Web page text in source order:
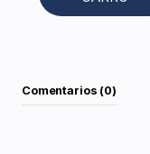
Comentarios (0)